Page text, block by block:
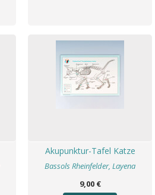
Akupunktur-Tafel Katze
Bassols Rheinfelder, Layena
9,00 €